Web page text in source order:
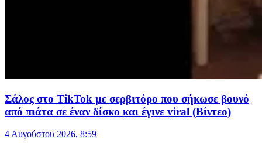
Σάλος στο TikTok με σερβιτόρο που σήκωσε βουνό
από πιάτα σε έναν δίσκο και έγινε viral (Βίντεο)
4 Αυγούστου 2026, 8:59